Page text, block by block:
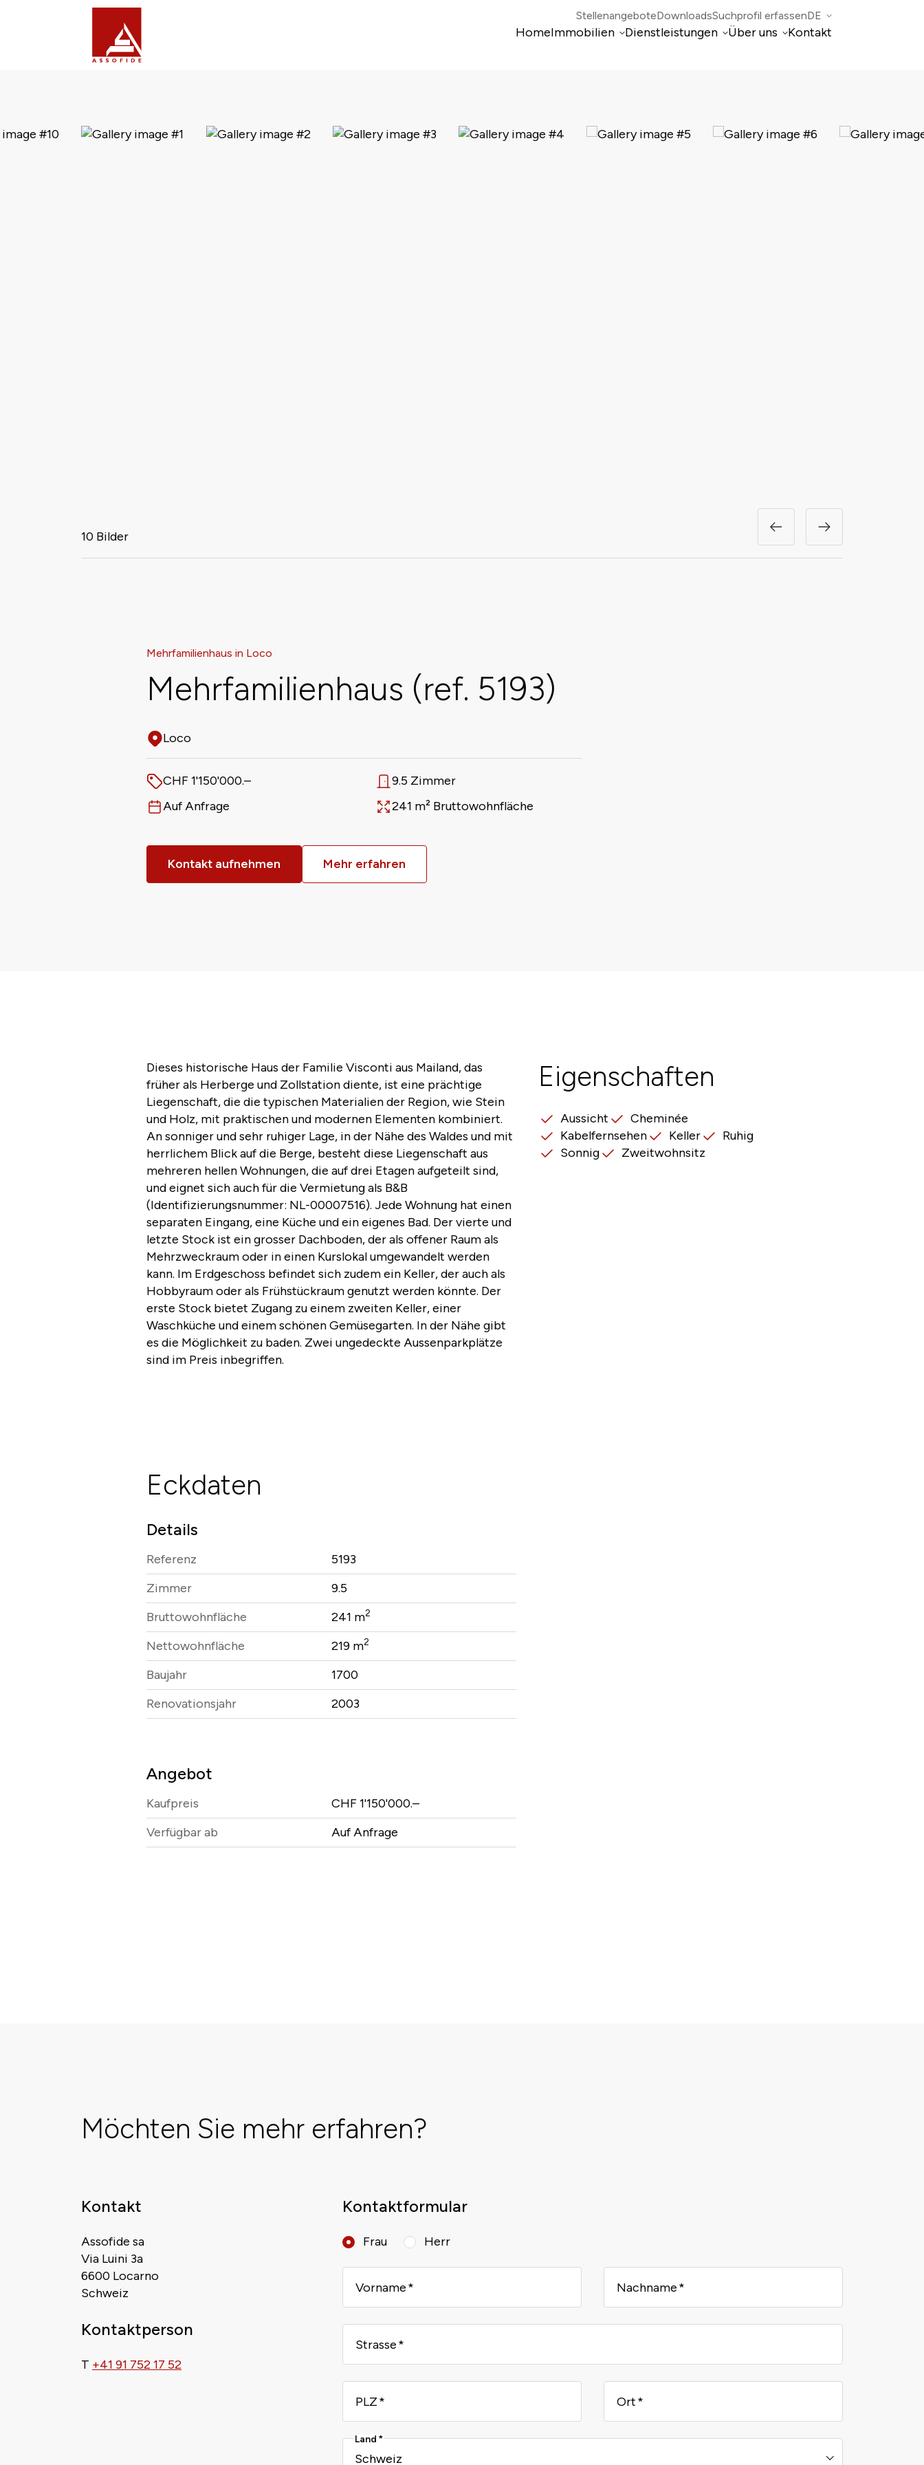
StellenangeboteDownloadsSuchprofil erfassenDE
HomeImmobilien
Colonia di Mogno
Dienstleistungen Über uns
Nolli fiduciaria
Kontakt
10 Bilder
Mehrfamilienhaus in Loco
Mehrfamilienhaus (ref. 5193)
Adresse
Loco
PreisCHF 1'150'000.– Anzahl Zimmer
9.5 Zimmer
Verfügbar ab
Auf Anfrage Fläche
241 m² Bruttowohnfläche
Kontakt aufnehmen Mehr erfahren
Dieses historische Haus der Familie Visconti aus Mailand, das
früher als Herberge und Zollstation diente, ist eine prächtige
Liegenschaft, die die typischen Materialien der Region, wie Stein
und Holz, mit praktischen und modernen Elementen kombiniert.
An sonniger und sehr ruhiger Lage, in der Nähe des Waldes und mit
herrlichem Blick auf die Berge, besteht diese Liegenschaft aus
mehreren hellen Wohnungen, die auf drei Etagen aufgeteilt sind,
und eignet sich auch für die Vermietung als B&B
(Identifizierungsnummer: NL-00007516). Jede Wohnung hat einen
separaten Eingang, eine Küche und ein eigenes Bad. Der vierte und
letzte Stock ist ein grosser Dachboden, der als offener Raum als
Mehrzweckraum oder in einen Kurslokal umgewandelt werden
kann. Im Erdgeschoss befindet sich zudem ein Keller, der auch als
Hobbyraum oder als Frühstückraum genutzt werden könnte. Der
erste Stock bietet Zugang zu einem zweiten Keller, einer
Waschküche und einem schönen Gemüsegarten. In der Nähe gibt
es die Möglichkeit zu baden. Zwei ungedeckte Aussenparkplätze
sind im Preis inbegriffen.
Eckdaten
Details
Referenz
5193
Zimmer
9.5
Bruttowohnfläche
241 m2
Nettowohnfläche 219 m2
Baujahr
1700
Renovationsjahr
2003
Angebot
Kaufpreis
CHF 1'150'000.–
Verfügbar ab
Auf Anfrage
Eigenschaften
Aussicht
Cheminée
Kabelfernsehen
Keller
Ruhig
Sonnig
Zweitwohnsitz
Möchten Sie mehr erfahren?
Kontakt
Assofide sa
Via Luini 3a
6600 Locarno
Schweiz
Kontaktperson
T +41 91 752 17 52
Kontaktformular
Frau Herr
Vorname Nachname
Strasse
PLZ Ort
Land